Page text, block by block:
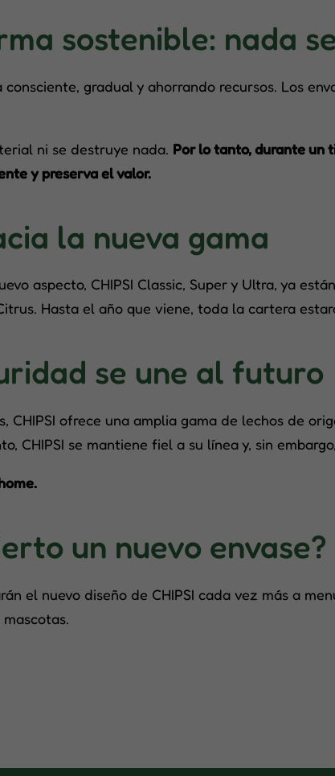
sostenible: nada
gradual y ahorrando recursos. Los
ni se destruye nada. Por lo tanto, durante un
y preserva el valor.
la nueva gama
aspecto, CHIPSI Classic, Super y Ultra, ya
Hasta el año que viene, toda la cartera
se une al futuro
CHIPSI ofrece una amplia gama de lechos de
CHIPSI se mantiene fiel a su línea y, sin
un nuevo envase?
el nuevo diseño de CHIPSI cada vez más a